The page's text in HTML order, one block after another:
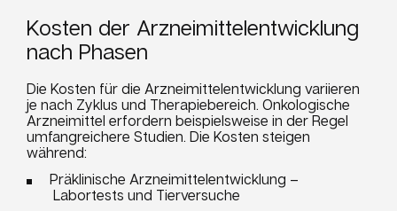
Kosten der Arzneimittelentwicklung
nach Phasen
Die Kosten für die Arzneimittelentwicklung variieren
je nach Zyklus und Therapiebereich. Onkologische
Arzneimittel erfordern beispielsweise in der Regel
umfangreichere Studien. Die Kosten steigen
während:
Präklinische Arzneimittelentwicklung –
Labortests und Tierversuche